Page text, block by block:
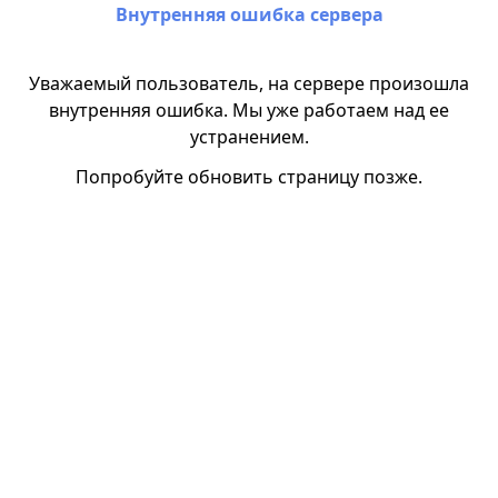
Внутренняя ошибка сервера
Уважаемый пользователь, на сервере произошла
внутренняя ошибка. Мы уже работаем над ее
устранением.
Попробуйте обновить страницу позже.